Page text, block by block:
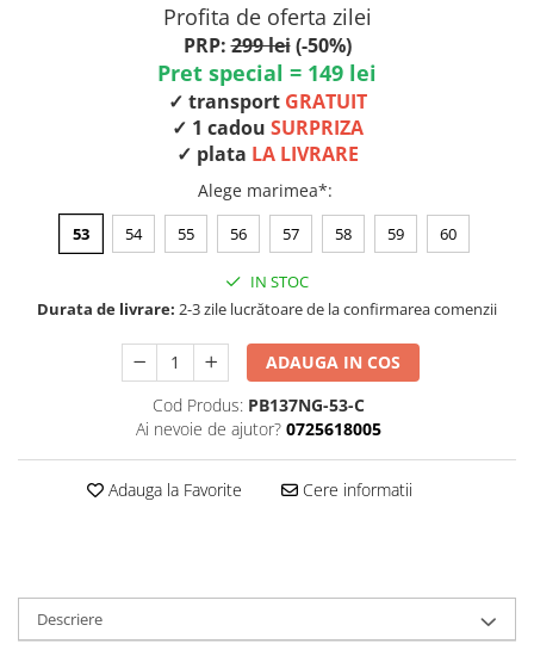
Profita de oferta zilei
PRP:299 lei(-50%)
Pret special = 149 lei
✓ transport GRATUIT
✓ 1 cadou SURPRIZA
✓ plata LA LIVRARE
Alege marimea*:
53 54 55 56 57 58 59 60
IN STOC
Durata de livrare: 2-3 zile lucrătoare de la confirmarea comenzii
ADAUGA IN COS
Cod Produs: PB137NG-53-C
Ai nevoie de ajutor? 0725618005
Adauga la Favorite Cere informatii
Descriere